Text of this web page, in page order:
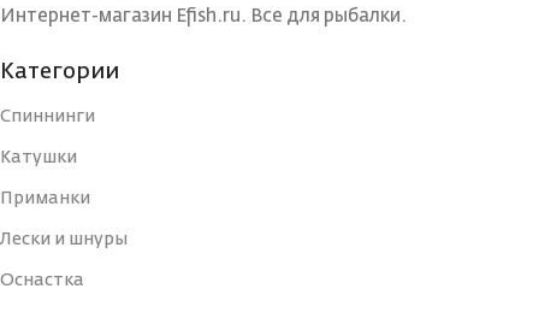
Интернет-магазин Efish.ru. Все для рыбалки.
Категории
Спиннинги
Катушки
Приманки
Лески и шнуры
Оснастка